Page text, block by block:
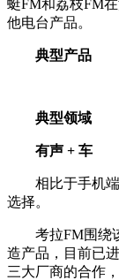
蜓FM和荔枝FM
他电台产品。
典型产品
典型领域
有声 + 车
相比于手机端
选择。
考拉FM围绕该
造产品，目前已
三大厂商的合作